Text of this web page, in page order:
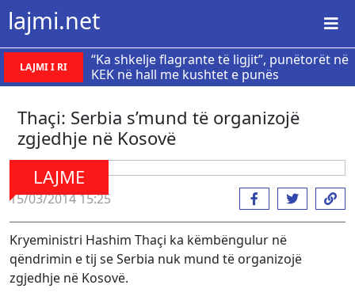
lajmi.net
LAJMI I RI
“Ka shkelje flagrante të ligjit”, punëtorët në
KEK në hall me kushtet e punës
Thaçi: Serbia s’mund të organizojë
zgjedhje në Kosovë
LAJME
15/03/2014 15:25
Kryeministri Hashim Thaçi ka këmbëngulur në
qëndrimin e tij se Serbia nuk mund të organizojë
zgjedhje në Kosovë.